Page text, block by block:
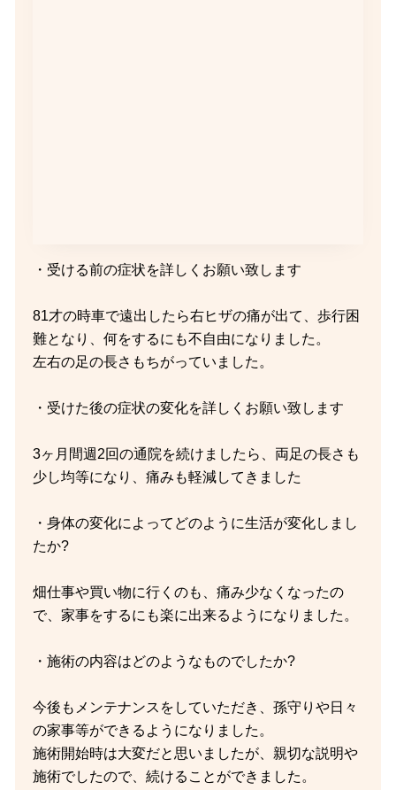
・受ける前の症状を詳しくお願い致します
81才の時車で遠出したら右ヒザの痛が出て、歩行困
難となり、何をするにも不自由になりました。
左右の足の長さもちがっていました。
・受けた後の症状の変化を詳しくお願い致します
3ヶ月間週2回の通院を続けましたら、両足の長さも
少し均等になり、痛みも軽減してきました
・身体の変化によってどのように生活が変化しまし
たか?
畑仕事や買い物に行くのも、痛み少なくなったの
で、家事をするにも楽に出来るようになりました。
・施術の内容はどのようなものでしたか?
今後もメンテナンスをしていただき、孫守りや日々
の家事等ができるようになりました。
施術開始時は大変だと思いましたが、親切な説明や
施術でしたので、続けることができました。